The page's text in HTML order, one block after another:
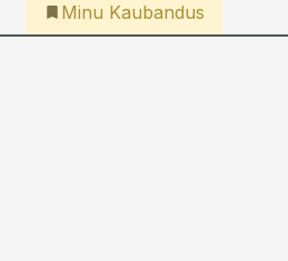
Minu Kaubandus